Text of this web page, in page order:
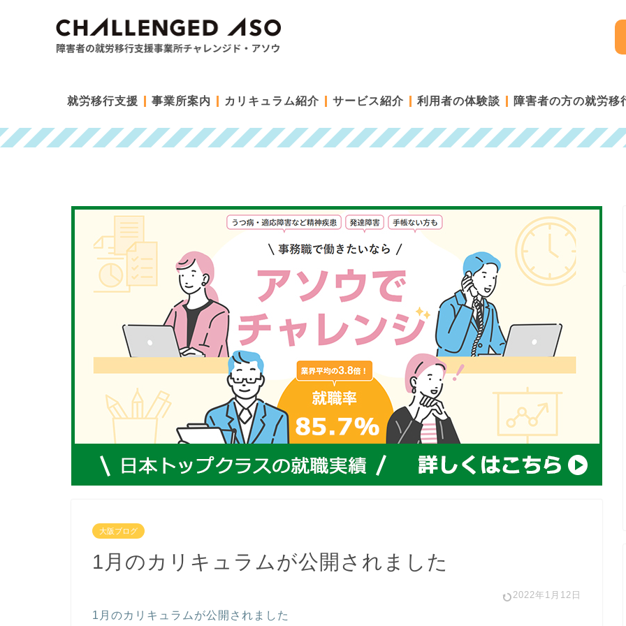
就労移行支援 事業所案内 カリキュラム紹介 サービス紹介 利用者の体験談 障害者の方の就労移
大阪ブログ
1月のカリキュラムが公開されました
2022年1月12日
1月のカリキュラムが公開されました